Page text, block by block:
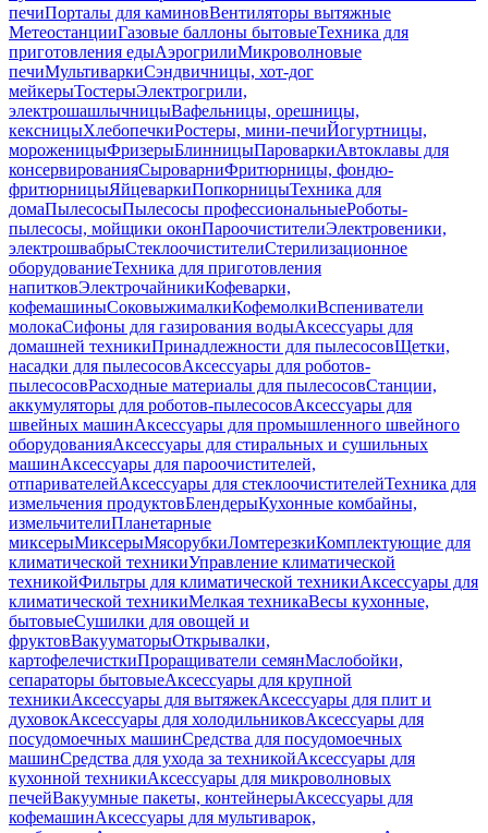
печиПорталы для каминовВентиляторы вытяжные
МетеостанцииГазовые баллоны бытовыеТехника для
приготовления едыАэрогрилиМикроволновые
печиМультиваркиСэндвичницы, хот-дог
мейкерыТостерыЭлектрогрили,
электрошашлычницыВафельницы, орешницы,
кексницыХлебопечкиРостеры, мини-печиЙогуртницы,
мороженицыФризерыБлинницыПароваркиАвтоклавы для
консервированияСыроварниФритюрницы, фондю-
фритюрницыЯйцеваркиПопкорницыТехника для
домаПылесосыПылесосы профессиональныеРоботы-
пылесосы, мойщики оконПароочистителиЭлектровеники,
электрошвабрыСтеклоочистителиСтерилизационное
оборудованиеТехника для приготовления
напитковЭлектрочайникиКофеварки,
кофемашиныСоковыжималкиКофемолкиВспениватели
молокаСифоны для газирования водыАксессуары для
домашней техникиПринадлежности для пылесосовЩетки,
насадки для пылесосовАксессуары для роботов-
пылесосовРасходные материалы для пылесосовСтанции,
аккумуляторы для роботов-пылесосовАксессуары для
швейных машинАксессуары для промышленного швейного
оборудованияАксессуары для стиральных и сушильных
машинАксессуары для пароочистителей,
отпаривателейАксессуары для стеклоочистителейТехника для
измельчения продуктовБлендерыКухонные комбайны,
измельчителиПланетарные
миксерыМиксерыМясорубкиЛомтерезкиКомплектующие для
климатической техникиУправление климатической
техникойФильтры для климатической техникиАксессуары для
климатической техникиМелкая техникаВесы кухонные,
бытовыеСушилки для овощей и
фруктовВакууматорыОткрывалки,
картофелечисткиПроращиватели семянМаслобойки,
сепараторы бытовыеАксессуары для крупной
техникиАксессуары для вытяжекАксессуары для плит и
духовокАксессуары для холодильниковАксессуары для
посудомоечных машинСредства для посудомоечных
машинСредства для ухода за техникойАксессуары для
кухонной техникиАксессуары для микроволновых
печейВакуумные пакеты, контейнерыАксессуары для
кофемашинАксессуары для мультиварок,